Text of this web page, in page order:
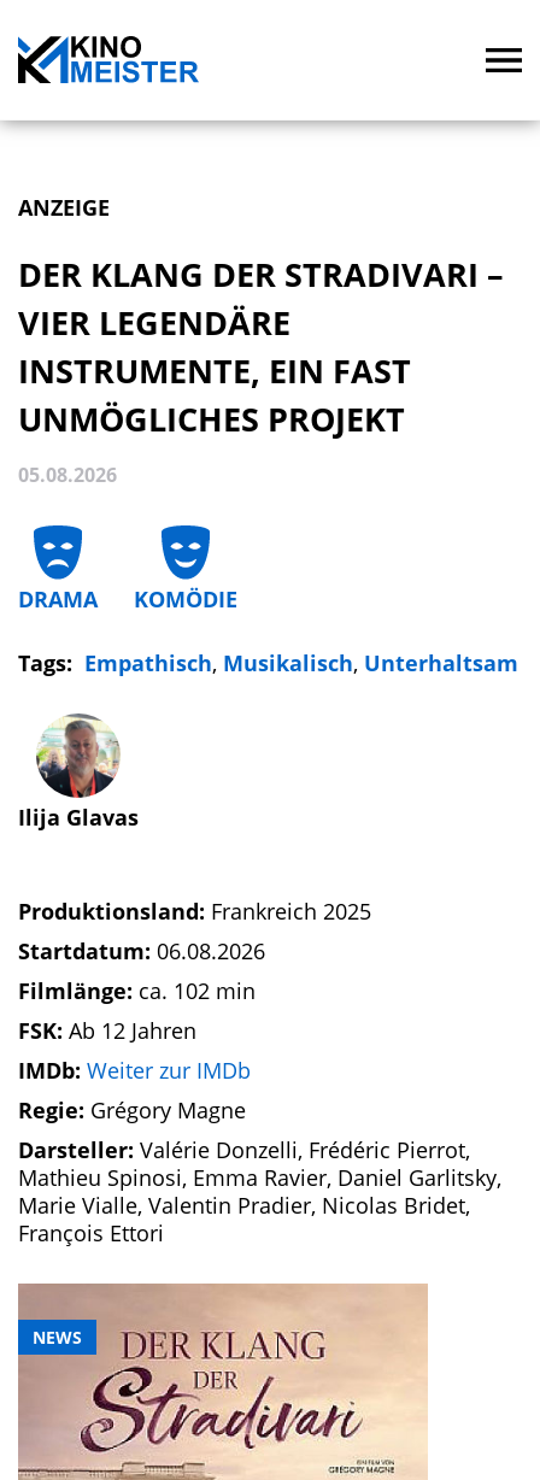
ANZEIGE
NEWS
DER KLANG DER STRADIVARI –
VIER LEGENDÄRE
INSTRUMENTE, EIN FAST
UNMÖGLICHES PROJEKT
05.08.2026
DRAMA KOMÖDIE
Tags: Empathisch, Musikalisch, Unterhaltsam
Ilija Glavas
Produktionsland: Frankreich 2025
Startdatum: 06.08.2026
Filmlänge: ca. 102 min
FSK: Ab 12 Jahren
IMDb: Weiter zur IMDb
Regie: Grégory Magne
Darsteller: Valérie Donzelli, Frédéric Pierrot,
Mathieu Spinosi, Emma Ravier, Daniel Garlitsky,
Marie Vialle, Valentin Pradier, Nicolas Bridet,
François Ettori